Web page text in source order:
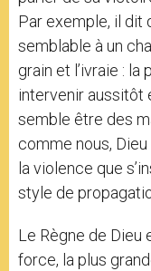
Par exemple, il dit
semblable à un
grain et l’ivraie :
intervenir aussitôt
semble être des
comme nous, Dieu
la violence que
style de
Le Règne de Dieu
force, la plus